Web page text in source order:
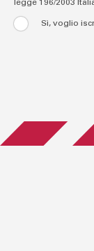
legge 196/2003
Sì, voglio